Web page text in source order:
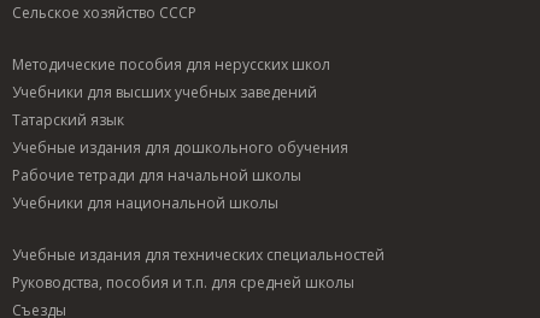
Сельское хозяйство СССР
Методические пособия для нерусских школ
Учебники для высших учебных заведений
Татарский язык
Учебные издания для дошкольного обучения
Рабочие тетради для начальной школы
Учебники для национальной школы
Учебные издания для технических специальностей
Руководства, пособия и т.п. для средней школы
Съезды